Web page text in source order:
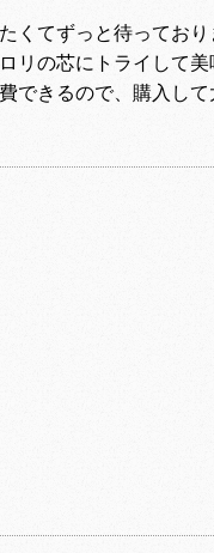
くてずっと待ってお
リの芯にトライして
できるので、購入し